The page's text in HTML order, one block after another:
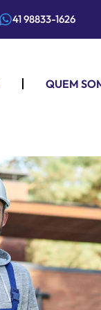
41 98833-1626
QUEM